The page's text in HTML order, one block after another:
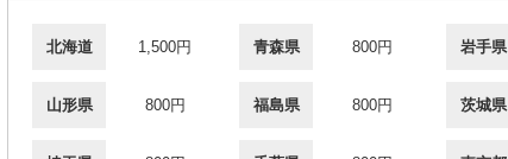
北海道 1,500円 青森県 800円 岩手県
山形県 800円 福島県 800円 茨城県